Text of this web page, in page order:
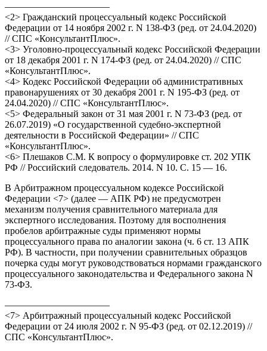
———————————
<2> Гражданский процессуальный кодекс Российской
Федерации от 14 ноября 2002 г. N 138-ФЗ (ред. от 24.04.2020)
// СПС «КонсультантПлюс».
<3> Уголовно-процессуальный кодекс Российской Федерации
от 18 декабря 2001 г. N 174-ФЗ (ред. от 24.04.2020) // СПС
«КонсультантПлюс».
<4> Кодекс Российской Федерации об административных
правонарушениях от 30 декабря 2001 г. N 195-ФЗ (ред. от
24.04.2020) // СПС «КонсультантПлюс».
<5> Федеральный закон от 31 мая 2001 г. N 73-ФЗ (ред. от
26.07.2019) «О государственной судебно-экспертной
деятельности в Российской Федерации» // СПС
«КонсультантПлюс».
<6> Плешаков С.М. К вопросу о формулировке ст. 202 УПК
РФ // Российский следователь. 2014. N 10. С. 15 — 16.
В Арбитражном процессуальном кодексе Российской
Федерации <7> (далее — АПК РФ) не предусмотрен
механизм получения сравнительного материала для
экспертного исследования. Поэтому для восполнения
пробелов арбитражные суды применяют нормы
процессуального права по аналогии закона (ч. 6 ст. 13 АПК
РФ). В частности, при получении сравнительных образцов
почерка суды могут руководствоваться нормами гражданского
процессуального законодательства и Федерального закона N
73-ФЗ.
———————————
<7> Арбитражный процессуальный кодекс Российской
Федерации от 24 июля 2002 г. N 95-ФЗ (ред. от 02.12.2019) //
СПС «КонсультантПлюс».